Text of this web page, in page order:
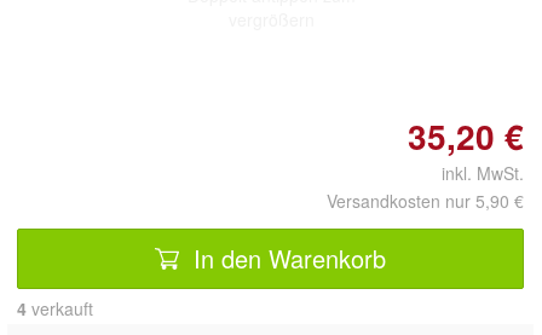
35,20 €
inkl. MwSt.
Versandkosten nur 5,90 €
In den Warenkorb
4 verkauft